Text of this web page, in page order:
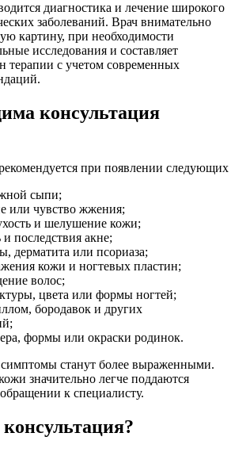
диагностика и лечение широкого
заболеваний. Врач внимательно
картину, при необходимости
исследования и составляет
терапии с учетом современных
консультация
при появлении следующих
сыпи;
или чувство жжения;
и шелушение кожи;
и последствия акне;
дерматита или псориаза;
кожи и ногтевых пластин;
волос;
цвета или формы ногтей;
, бородавок и других
формы или окраски родинок.
станут более выраженными.
значительно легче поддаются
к специалисту.